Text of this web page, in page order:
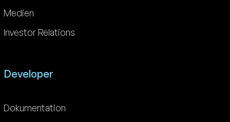
Medien
Investor Relations
Developer
Dokumentation